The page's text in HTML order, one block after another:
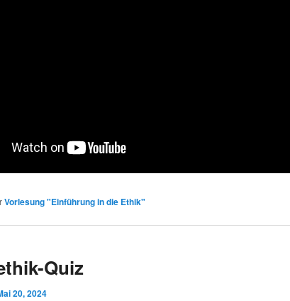
Vorlesung "Einführung in die Ethik"
Quiz
20, 2024